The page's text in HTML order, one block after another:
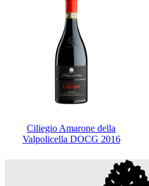
Ciliegio Amarone della
Valpolicella DOCG 2016